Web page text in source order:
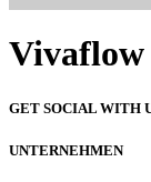
GET SOCIAL WITH
UNTERNEHMEN